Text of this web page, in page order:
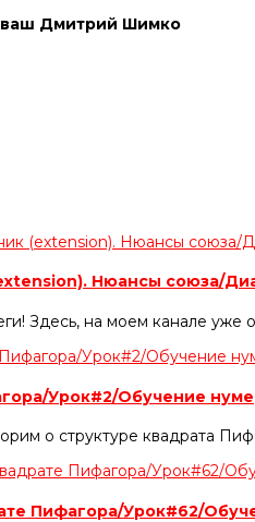
Дмитрий Шимко
Нюансы союза/
Здесь, на моем канале
Урок#2/Обучение
о структуре квадрата
Пифагора/Урок#62/